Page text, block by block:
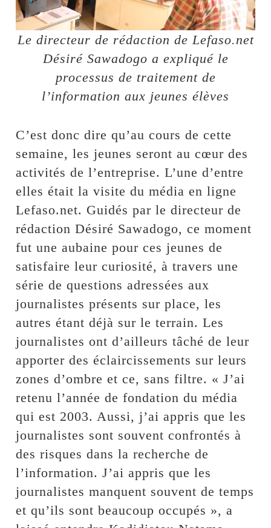
Le directeur de rédaction de Lefaso.net
Désiré Sawadogo a expliqué le
processus de traitement de
l’information aux jeunes élèves
C’est donc dire qu’au cours de cette
semaine, les jeunes seront au cœur des
activités de l’entreprise. L’une d’entre
elles était la visite du média en ligne
Lefaso.net. Guidés par le directeur de
rédaction Désiré Sawadogo, ce moment
fut une aubaine pour ces jeunes de
satisfaire leur curiosité, à travers une
série de questions adressées aux
journalistes présents sur place, les
autres étant déjà sur le terrain. Les
journalistes ont d’ailleurs tâché de leur
apporter des éclaircissements sur leurs
zones d’ombre et ce, sans filtre. « J’ai
retenu l’année de fondation du média
qui est 2003. Aussi, j’ai appris que les
journalistes sont souvent confrontés à
des risques dans la recherche de
l’information. J’ai appris que les
journalistes manquent souvent de temps
et qu’ils sont beaucoup occupés », a